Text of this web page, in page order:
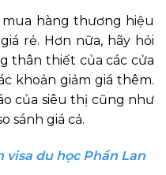
hàng thương hiệu
rẻ. Hơn nữa, hãy hỏi
thân thiết của các cửa
khoản giảm giá thêm.
của siêu thị cũng như
sánh giá cả.
visa du học Phần Lan